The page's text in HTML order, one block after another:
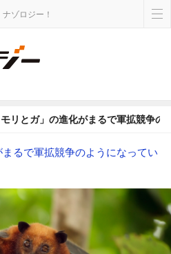
ゾロジー！
モリとガ」の進化がまるで軍拡競争の
まるで軍拡競争のようになってい